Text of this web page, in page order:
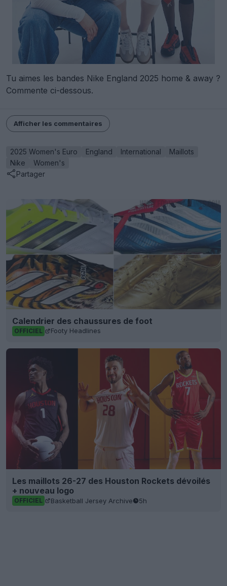
Tu aimes les bandes Nike England 2025 home & away ?
Commente ci-dessous.
Afficher les commentaires
2025 Women's Euro England International
Maillots
Nike
Women's
Partager
Calendrier des chaussures de foot
OFFICIEL Footy Headlines
Les maillots 26-27 des Houston Rockets dévoilés
+ nouveau logo
OFFICIEL Basketball Jersey Archive 5h